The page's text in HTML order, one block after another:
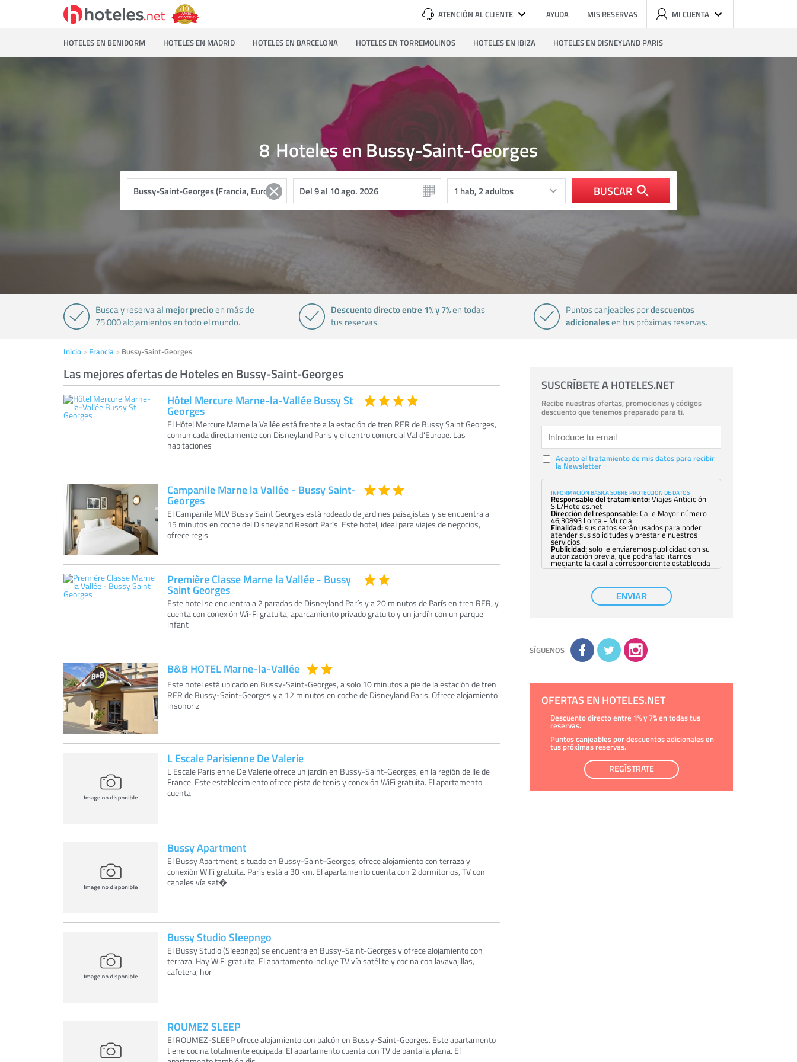
ATENCIÓN AL CLIENTE AYUDA MIS RESERVAS MI CUENTA
HOTELES EN BENIDORM HOTELES EN MADRID HOTELES EN BARCELONA HOTELES EN TORREMOLINOS HOTELES EN IBIZA HOTELES EN DISNEYLAND PARIS
Hoteles en Bussy-Saint-Georges
8
BUSCAR
Busca y reservaal mejor precioen más de
75.000 alojamientos en todo el mundo.
Descuento directo entre 1% y 7%en todas
tus reservas.
Puntos canjeables pordescuentos
adicionalesen tus próximas reservas.
Inicio Francia Bussy-Saint-Georges
Las mejores ofertas de Hoteles en Bussy-Saint-Georges
Hôtel Mercure Marne-la-Vallée Bussy St
Georges
El Hôtel Mercure Marne la Vallée está frente a la estación de tren RER de Bussy Saint Georges,
comunicada directamente con Disneyland Paris y el centro comercial Val d'Europe. Las
habitaciones
Campanile Marne la Vallée - Bussy Saint-
Georges
El Campanile MLV Bussy Saint Georges está rodeado de jardines paisajistas y se encuentra a
15 minutos en coche del Disneyland Resort París. Este hotel, ideal para viajes de negocios,
ofrece regis
Première Classe Marne la Vallée - Bussy
Saint Georges
Este hotel se encuentra a 2 paradas de Disneyland París y a 20 minutos de París en tren RER, y
cuenta con conexión Wi-Fi gratuita, aparcamiento privado gratuito y un jardín con un parque
infant
B&B HOTEL Marne-la-Vallée
Este hotel está ubicado en Bussy-Saint-Georges, a solo 10 minutos a pie de la estación de tren
RER de Bussy-Saint-Georges y a 12 minutos en coche de Disneyland Paris. Ofrece alojamiento
insonoriz
L Escale Parisienne De Valerie
L Escale Parisienne De Valerie ofrece un jardín en Bussy-Saint-Georges, en la región de Ile de
France. Este establecimiento ofrece pista de tenis y conexión WiFi gratuita. El apartamento
cuenta
Bussy Apartment
El Bussy Apartment, situado en Bussy-Saint-Georges, ofrece alojamiento con terraza y
conexión WiFi gratuita. París está a 30 km. El apartamento cuenta con 2 dormitorios, TV con
canales vía sat�
Bussy Studio Sleepngo
El Bussy Studio (Sleepngo) se encuentra en Bussy-Saint-Georges y ofrece alojamiento con
terraza. Hay WiFi gratuita. El apartamento incluye TV vía satélite y cocina con lavavajillas,
cafetera, hor
ROUMEZ SLEEP
El ROUMEZ-SLEEP ofrece alojamiento con balcón en Bussy-Saint-Georges. Este apartamento
tiene cocina totalmente equipada. El apartamento cuenta con TV de pantalla plana. El
SUSCRÍBETE A HOTELES.NET
Recibe nuestras ofertas, promociones y códigos
descuento que tenemos preparado para ti.
Acepto el tratamiento de mis datos para recibir
la Newsletter
INFORMACIÓN BÁSICA SOBRE PROTECCIÓN DE DATOS
Responsable del tratamiento:Viajes Anticiclón
S.L/Hoteles.net
Dirección del responsable:Calle Mayor número
46,30893 Lorca - Murcia
Finalidad:sus datos serán usados para poder
atender sus solicitudes y prestarle nuestros
servicios.
Publicidad:solo le enviaremos publicidad con su
autorización previa, que podrá facilitarnos
mediante la casilla correspondiente establecida
al efecto.
con su consentimiento previo, que podrá
facilitarnos mediante la casilla correspondiente
establecida al efecto.
Destinatarios:con carácter general, sólo el
Derechos:tiene derecho a saber qué
información tenemos sobre usted, corregirla y
eliminarla, tal y como se explica en la
información adicional disponible en nuestra
la información adicional y detallada sobre cómo
ENVIAR
SÍGUENOS
OFERTAS EN HOTELES.NET
Descuento directo entre 1% y 7% en todas tus
reservas.
Puntos canjeables por descuentos adicionales en
tus próximas reservas.
REGÍSTRATE